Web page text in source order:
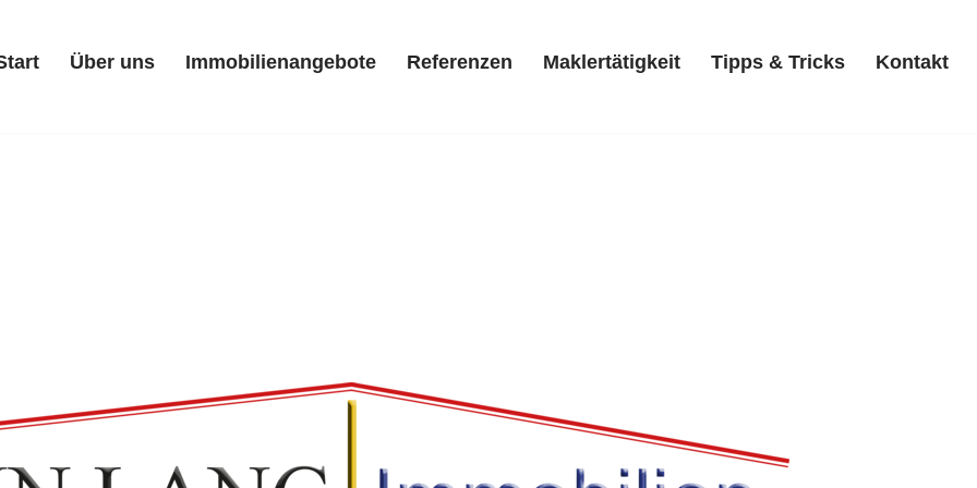
Über uns Immobilienangebote Referenzen Maklertätigkeit Tipps & Tricks Kontakt